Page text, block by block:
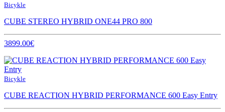
Bicykle
CUBE STEREO HYBRID ONE44 PRO 800
3899.00€
Bicykle
CUBE REACTION HYBRID PERFORMANCE 600 Easy Entry